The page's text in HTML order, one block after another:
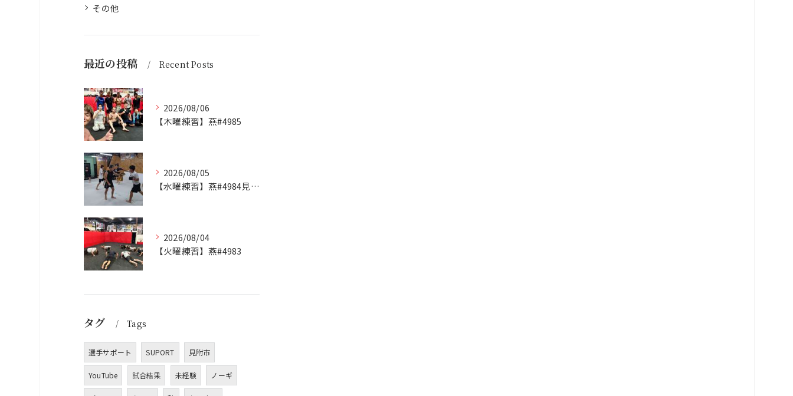
その他
最近の投稿 Recent Posts
2026/08/06
【木曜練習】燕#4985
2026/08/05
【水曜練習】燕#4984見附#492
2026/08/04
【火曜練習】燕#4983
タグ Tags
選手サポート SUPORT 見附市
YouTube 試合結果 未経験 ノーギ